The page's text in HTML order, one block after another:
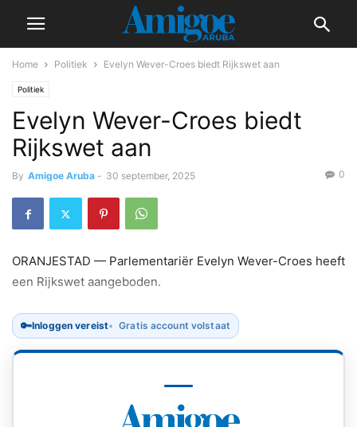
Home Politiek Evelyn Wever-Croes biedt Rijkswet aan
Politiek
Evelyn Wever-Croes biedt
Rijkswet aan
By Amigoe Aruba - 30 september, 2025 0
ORANJESTAD — Parlementariër Evelyn Wever-Croes heeft
een Rijkswet aangeboden.
🔑Inloggen vereist Gratis account volstaat